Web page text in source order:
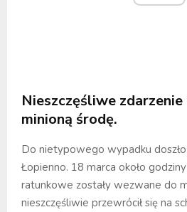
Nieszczęśliwe zdarzenie
minioną środę.
Do nietypowego wypadku
Łopienno. 18 marca około
ratunkowe zostały wezwane do
nieszczęśliwie przewrócił się na